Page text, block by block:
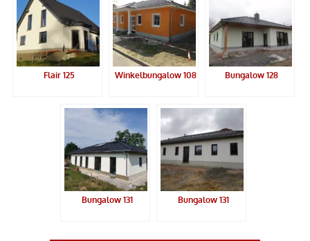
Flair 125 Winkelbungalow 108 Bungalow 128
Bungalow 131 Bungalow 131